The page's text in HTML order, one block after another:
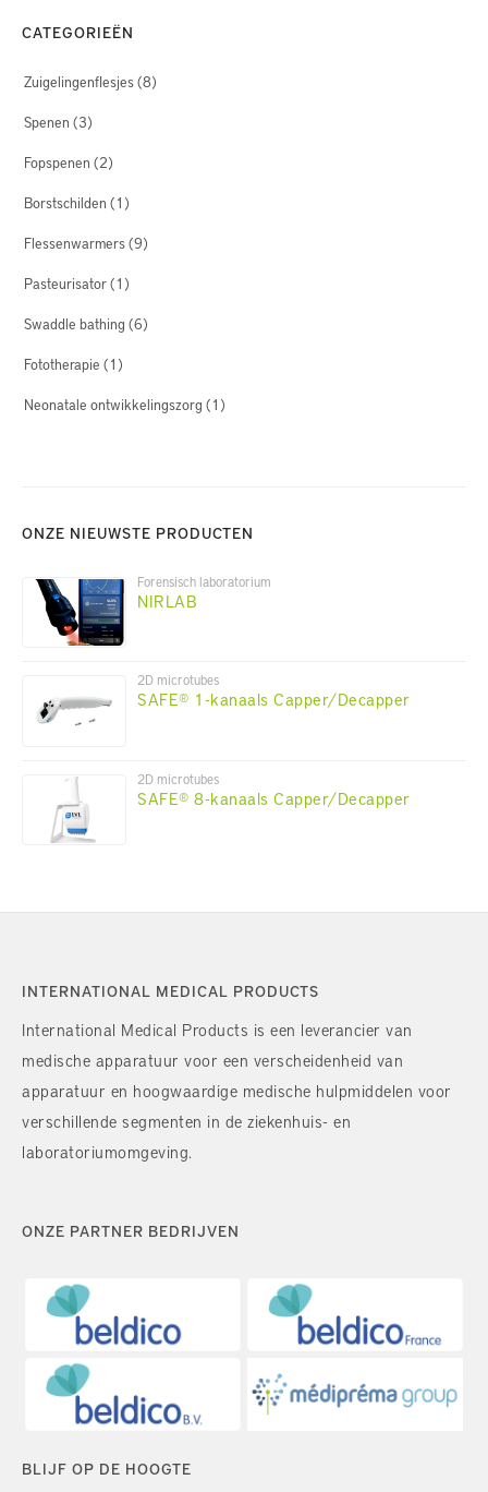
CATEGORIEËN
Zuigelingenflesjes(8)
Spenen (3)
Fopspenen (2)
Borstschilden (1)
Flessenwarmers(9)
Pasteurisator(1)
Swaddle bathing (6)
Fototherapie (1)
Neonatale ontwikkelingszorg (1)
ONZE NIEUWSTE PRODUCTEN
Forensisch laboratorium
NIRLAB
2D microtubes
SAFE® 1-kanaals Capper/Decapper
2D microtubes
SAFE® 8-kanaals Capper/Decapper
INTERNATIONAL MEDICAL PRODUCTS
International Medical Products is een leverancier van
medische apparatuur voor een verscheidenheid van
apparatuur en hoogwaardige medische hulpmiddelen voor
verschillende segmenten in de ziekenhuis- en
laboratoriumomgeving.
ONZE PARTNER BEDRIJVEN
BLIJF OP DE HOOGTE